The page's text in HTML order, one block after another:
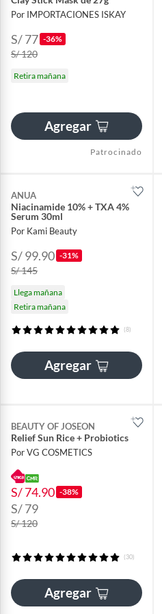
Por IMPORTACIONES ISKAY
S/ 77 -36%
S/ 120
Retira mañana
Agregar
Patrocinado
ANUA
Niacinamide 10% + TXA 4%
Serum 30ml
Por Kami Beauty
S/ 99.90 -31%
S/ 145
Llega mañana
Retira mañana
(8)
Agregar
BEAUTY OF JOSEON
Relief Sun Rice + Probiotics
Por VG COSMETICS
S/ 74.90 -38%
S/ 79
S/ 120
(30)
Agregar